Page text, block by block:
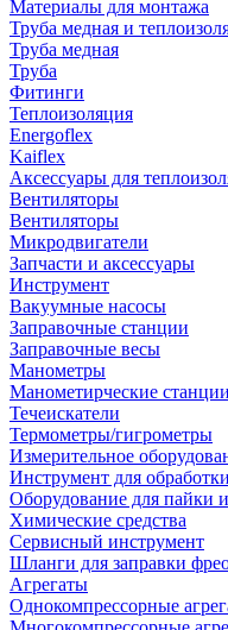
Материалы для монтажа
Труба медная и
Труба медная
Труба
Фитинги
Теплоизоляция
Energoflex
Kaiflex
Аксессуары для
Вентиляторы
Вентиляторы
Микродвигатели
Запчасти и аксессуары
Инструмент
Вакуумные насосы
Заправочные станции
Заправочные весы
Манометры
Манометирческие станции
Течеискатели
Термометры/гигрометры
Измерительное
Инструмент для
Оборудование для пайки
Химические средства
Сервисный инструмент
Шланги для заправки
Агрегаты
Однокомпрессорные